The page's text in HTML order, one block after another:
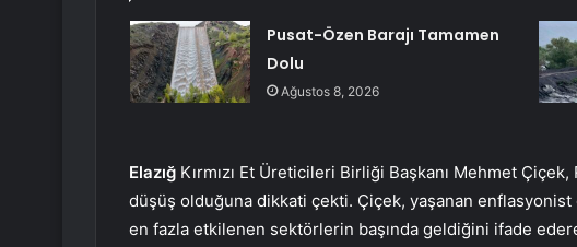
Pusat-Özen Barajı Tamamen
Dolu
Ağustos 8, 2026
Elazığ Kırmızı Et Üreticileri Birliği Başkanı Mehmet Çiçek,
düşüş olduğuna dikkati çekti. Çiçek, yaşanan enflasyonist
en fazla etkilenen sektörlerin başında geldiğini ifade